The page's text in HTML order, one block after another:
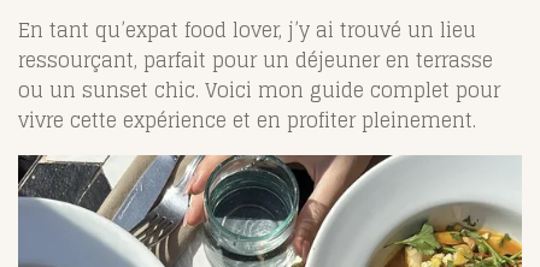
En tant qu’expat food lover, j’y ai trouvé un lieu
ressourçant, parfait pour un déjeuner en terrasse
ou un sunset chic. Voici mon guide complet pour
vivre cette expérience et en profiter pleinement.